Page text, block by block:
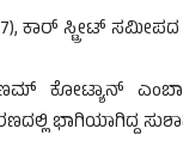
ಕಾರ್ ಸ್ಟ್ರೀಟ್
ಕೋಟ್ಯಾನ್
ಭಾಗಿಯಾಗಿದ್ದ